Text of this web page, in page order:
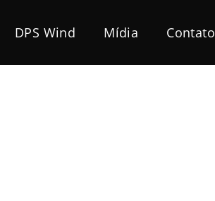
DPS Wind Mídia Contato